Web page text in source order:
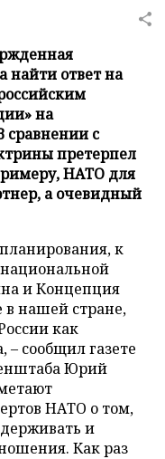
найти ответ на
на
сравнении с
претерпел
НАТО для
а очевидный
к
и Концепция
нашей стране,
как
– сообщил газете
Юрий
НАТО о том,
и
Как раз